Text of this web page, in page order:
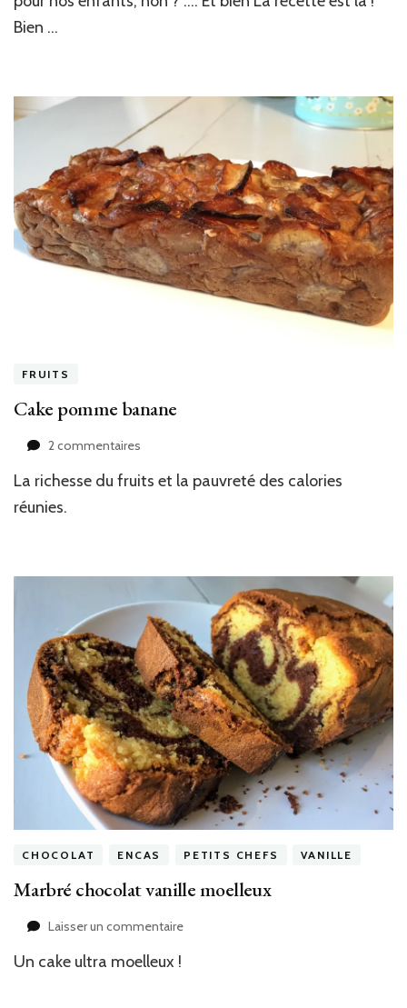
Bien …
FRUITS
Cake pomme banane
2 commentaires
pomme
La richesse du fruits et la pauvreté des calories
réunies.
CHOCOLAT ENCAS PETITS CHEFS VANILLE
Marbré chocolat vanille moelleux
Laisser un commentairesur
Un cake ultra moelleux !